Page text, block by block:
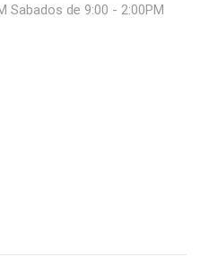
Sabados de 9:00 - 2:00PM